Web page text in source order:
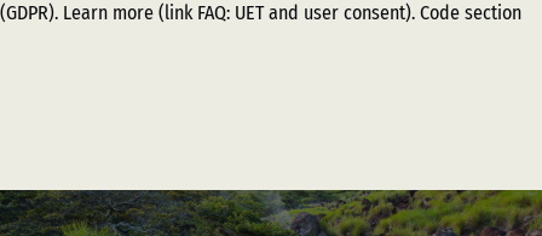
(GDPR). Learn more (link FAQ: UET and user consent). Code section